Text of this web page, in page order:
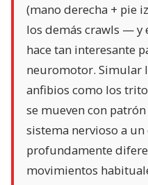
(mano derecha + pie
los demás crawls — y
hace tan interesante
neuromotor. Simular
anfibios como los
se mueven con
sistema nervioso a
profundamente
movimientos